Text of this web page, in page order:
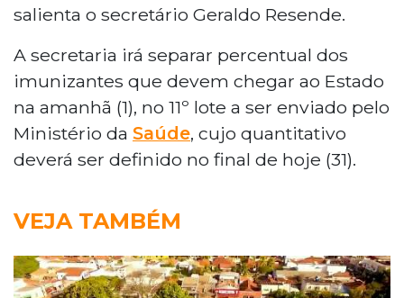
salienta o secretário Geraldo Resende.
A secretaria irá separar percentual dos
imunizantes que devem chegar ao Estado
na amanhã (1), no 11º lote a ser enviado pelo
Ministério da Saúde, cujo quantitativo
deverá ser definido no final de hoje (31).
VEJA TAMBÉM